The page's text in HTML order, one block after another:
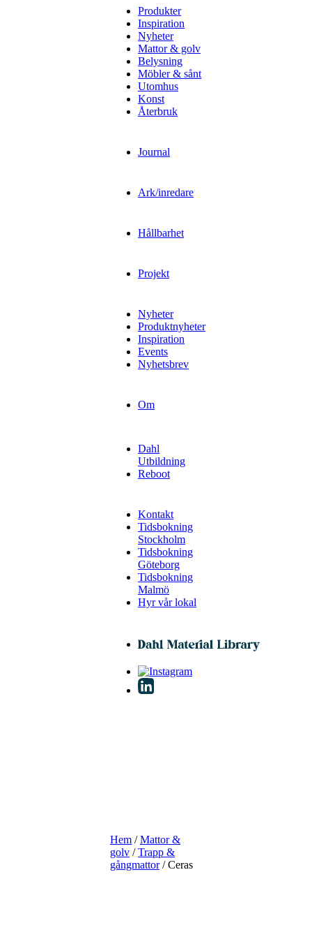
Produkter
Inspiration
Nyheter
Mattor & golv
Belysning
Möbler & sånt
Utomhus
Konst
Återbruk
Journal
Ark/inredare
Hållbarhet
Projekt
Nyheter
Produktnyheter
Inspiration
Events
Nyhetsbrev
Om
Dahl
Utbildning
Reboot
Kontakt
Tidsbokning
Stockholm
Tidsbokning
Göteborg
Tidsbokning
Malmö
Hyr vår lokal
Hem /Mattor &
golv /Trapp &
gångmattor/ Ceras